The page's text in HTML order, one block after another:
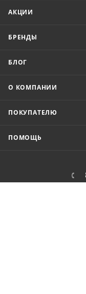
АКЦИИ
БРЕНДЫ
БЛОГ
О КОМПАНИИ
ПОКУПАТЕЛЮ
ПОМОЩЬ